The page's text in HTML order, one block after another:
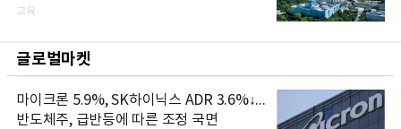
교육
글로벌마켓
마이크론 5.9%, SK하이닉스 ADR 3.6%↓...
반도체주, 급반등에 따른 조정 국면